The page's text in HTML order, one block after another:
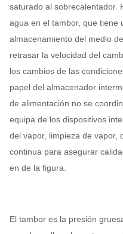
saturado al sobrecalentador.
agua en el tambor, que tiene
almacenamiento del medio
retrasar la velocidad del
los cambios de las
papel del almacenador
de alimentación no se
equipa de los dispositivos
del vapor, limpieza de vapor,
continua para asegurar
en de la figura.
El tambor es la presión